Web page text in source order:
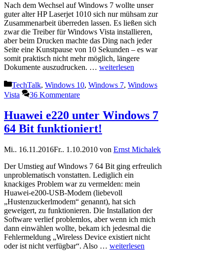
Nach dem Wechsel auf Windows 7 wollte unser
guter alter HP Laserjet 1010 sich nur mühsam zur
Zusammenarbeit überreden lassen. Es ließen sich
zwar die Treiber für Windows Vista installieren,
aber beim Drucken machte das Ding nach jeder
Seite eine Kunstpause von 10 Sekunden – es war
somit praktisch nicht mehr möglich, längere
Dokumente auszudrucken. … weiterlesen
Kategorien
TechTalk, Windows 10, Windows 7, Windows
Vista
36 Kommentare
Huawei e220 unter Windows 7
64 Bit funktioniert!
Mi.. 16.11.2016Fr.. 1.10.2010 von Ernst Michalek
Der Umstieg auf Windows 7 64 Bit ging erfreulich
unproblematisch vonstatten. Lediglich ein
knackiges Problem war zu vermelden: mein
Huawei-e200-USB-Modem (liebevoll
„Hustenzuckerlmodem“ genannt), hat sich
geweigert, zu funktionieren. Die Installation der
Software verlief problemlos, aber wenn ich mich
dann einwählen wollte, bekam ich jedesmal die
Fehlermeldung „Wireless Device existiert nicht
oder ist nicht verfügbar“. Also … weiterlesen